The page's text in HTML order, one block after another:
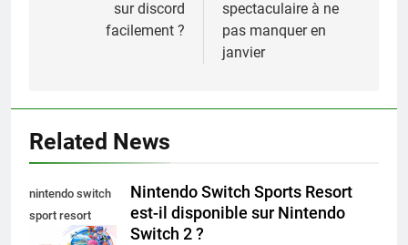
sur discord
facilement ?
spectaculaire à ne
pas manquer en
janvier
Related News
nintendo switch
sport resort
nintendo switch
Nintendo Switch Sports Resort
est-il disponible sur Nintendo
Switch 2 ?